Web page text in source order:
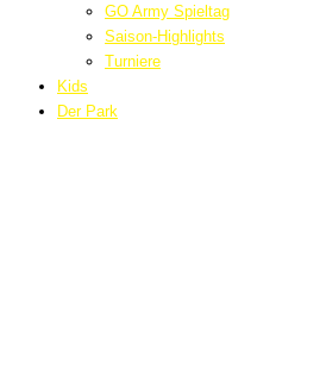
GO Army Spieltag
Saison-Highlights
Turniere
Kids
Der Park